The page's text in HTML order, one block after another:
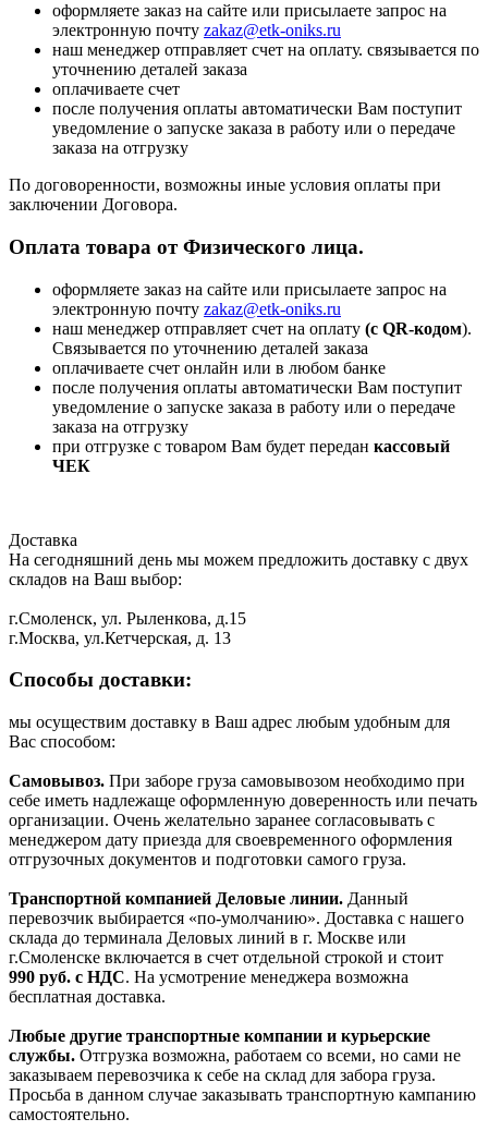
оформляете заказ на сайте или присылаете запрос на
электронную почту zakaz@etk-oniks.ru
наш менеджер отправляет счет на оплату. связывается по
уточнению деталей заказа
оплачиваете счет
после получения оплаты автоматически Вам поступит
уведомление о запуске заказа в работу или о передаче
заказа на отгрузку
По договоренности, возможны иные условия оплаты при
заключении Договора.
Оплата товара от Физического лица.
оформляете заказ на сайте или присылаете запрос на
электронную почту zakaz@etk-oniks.ru
наш менеджер отправляет счет на оплату (с QR-кодом).
Связывается по уточнению деталей заказа
оплачиваете счет онлайн или в любом банке
после получения оплаты автоматически Вам поступит
уведомление о запуске заказа в работу или о передаче
заказа на отгрузку
при отгрузке с товаром Вам будет передан кассовый
ЧЕК
Доставка
На сегодняшний день мы можем предложить доставку с двух
складов на Ваш выбор:
г.Смоленск, ул. Рыленкова, д.15
г.Москва, ул.Кетчерская, д. 13
Способы доставки:
мы осуществим доставку в Ваш адрес любым удобным для
Вас способом:
Самовывоз. При заборе груза самовывозом необходимо при
себе иметь надлежаще оформленную доверенность или печать
организации. Очень желательно заранее согласовывать с
менеджером дату приезда для своевременного оформления
отгрузочных документов и подготовки самого груза.
Транспортной компанией Деловые линии. Данный
перевозчик выбирается «по-умолчанию». Доставка с нашего
склада до терминала Деловых линий в г. Москве или
г.Смоленске включается в счет отдельной строкой и стоит
990 руб. с НДС. На усмотрение менеджера возможна
бесплатная доставка.
Любые другие транспортные компании и курьерские
службы. Отгрузка возможна, работаем со всеми, но сами не
заказываем перевозчика к себе на склад для забора груза.
Просьба в данном случае заказывать транспортную кампанию
самостоятельно.